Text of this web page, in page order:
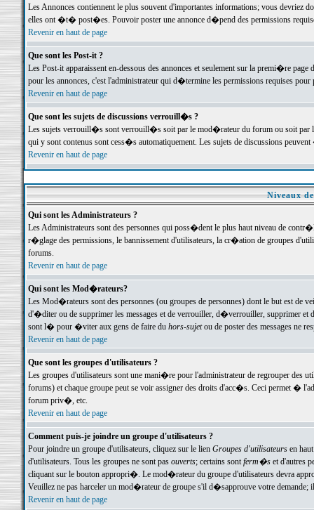
Les Annonces contiennent le plus souvent d'importantes informations; vous devriez
elles ont �t� post�es. Pouvoir poster une annonce d�pend des permissions
Revenir en haut de page
Que sont les Post-it ?
Les Post-it apparaissent en-dessous des annonces et seulement sur la premi�re
pour les annonces, c'est l'administrateur qui d�termine les permissions requises pour
Revenir en haut de page
Que sont les sujets de discussions verrouill�s ?
Les sujets verrouill�s sont verrouill�s soit par le mod�rateur du forum ou soit par
qui y sont contenus sont cess�s automatiquement. Les sujets de discussions
Revenir en haut de page
Niveaux
Qui sont les Administrateurs ?
Les Administrateurs sont des personnes qui poss�dent le plus haut niveau de
r�glage des permissions, le bannissement d'utilisateurs, la cr�ation de groupes
forums.
Revenir en haut de page
Qui sont les Mod�rateurs?
Les Mod�rateurs sont des personnes (ou groupes de personnes) dont le but est de
d'�diter ou de supprimer les messages et de verrouiller, d�verrouiller, supprimer
sont l� pour �viter aux gens de faire du hors-sujetou de poster des messages ne
Revenir en haut de page
Que sont les groupes d'utilisateurs ?
Les groupes d'utilisateurs sont une mani�re pour l'administrateur de regrouper des
forums) et chaque groupe peut se voir assigner des droits d'acc�s. Ceci permet
forum priv�, etc.
Revenir en haut de page
Comment puis-je joindre un groupe d'utilisateurs ?
Pour joindre un groupe d'utilisateurs, cliquez sur le lien Groupes d'utilisateursen haut
d'utilisateurs. Tous les groupes ne sont pas ouverts; certains sontferm�set d'autres
cliquant sur le bouton appropri�. Le mod�rateur du groupe d'utilisateurs devra
Veuillez ne pas harceler un mod�rateur de groupe s'il d�sapprouve votre demande;
Revenir en haut de page